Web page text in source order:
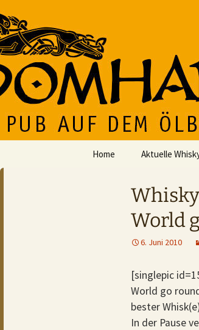
Inhalt
springen
Home Aktuelle
World
6. Juni 2010
[singlepic
World go
bester
In der Pause